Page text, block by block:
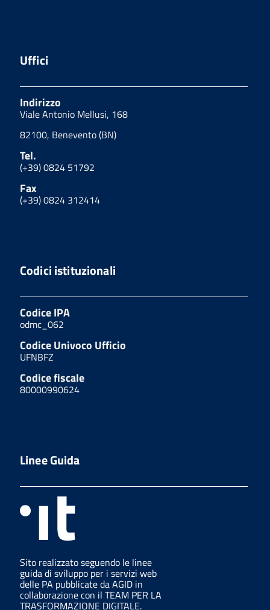
Uffici
Indirizzo
Viale Antonio Mellusi, 168
82100, Benevento (BN)
Tel.
(+39) 0824 51792
Fax
(+39) 0824 312414
Codici istituzionali
Codice IPA
odmc_062
Codice Univoco Ufficio
UFNBFZ
Codice fiscale
80000990624
Linee Guida
Sito realizzato seguendo le linee
guida di sviluppo per i servizi web
delle PA pubblicate da AGID in
collaborazione con il TEAM PER LA
TRASFORMAZIONE DIGITALE.